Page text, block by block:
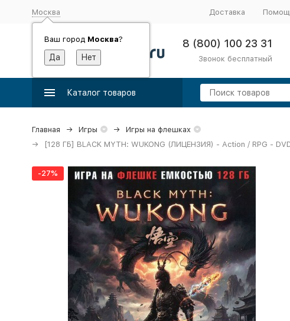
Москва
Ваш город Москва?
Доставка
8 (800) 100 23 31
Звонок бесплатный
Каталог товаров
Главная Игры
Игры на флешках
[128 ГБ] BLACK MYTH: WUKONG (ЛИЦЕНЗИЯ) - Action / RPG -
-27%